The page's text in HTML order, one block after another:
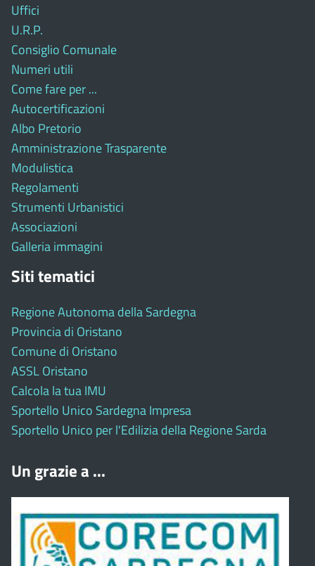
Uffici
U.R.P.
Consiglio Comunale
Numeri utili
Come fare per ...
Autocertificazioni
Albo Pretorio
Amministrazione Trasparente
Modulistica
Regolamenti
Strumenti Urbanistici
Associazioni
Galleria immagini
Siti tematici
Regione Autonoma della Sardegna
Provincia di Oristano
Comune di Oristano
ASSL Oristano
Calcola la tua IMU
Sportello Unico Sardegna Impresa
Sportello Unico per l'Edilizia della Regione Sarda
Un grazie a ...